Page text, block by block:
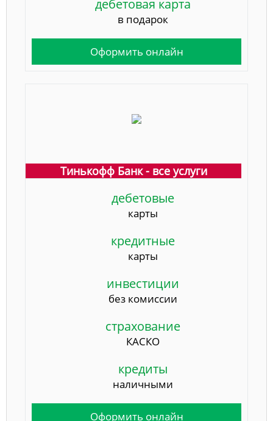
дебетовая карта
в подарок
Оформить онлайн
Тинькофф Банк - все услуги
дебетовые
карты
кредитные
карты
инвестиции
без комиссии
страхование
КАСКО
кредиты
наличными
Оформить онлайн